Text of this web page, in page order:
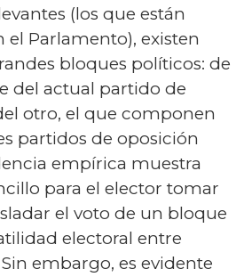
(los que están
el Parlamento), existen
bloques políticos: de
del actual partido de
otro, el que componen
partidos de oposición
empírica muestra
para el elector tomar
el voto de un bloque
electoral entre
embargo, es evidente